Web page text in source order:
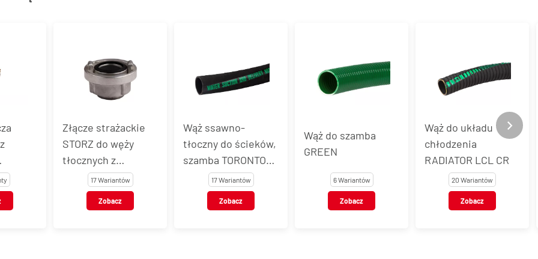
węża,
Złącze strażackie
STORZ do węży
tłocznych z
końcówką do węża,
aluminium
17 Wariantów
Zobacz
Wąż ssawno-
tłoczny do ścieków,
szamba TORONTO
LIGHT®17 Wariantów
Zobacz
Wąż do szamba
GREEN
6 Wariantów
Zobacz
Wąż do układu
chłodzenia
RADIATOR LCL CR
20 Wariantów
Zobacz